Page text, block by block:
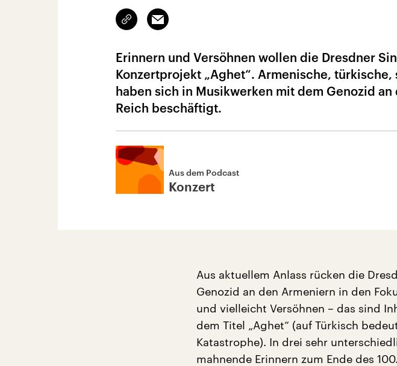
Link
kopieren/teilen
Email
Erinnern und Versöhnen wollen die Dresdner
Konzertprojekt „Aghet“. Armenische,
haben sich in Musikwerken mit dem Genozid
Reich beschäftigt.
Aus dem Podcast
Konzert
Aus aktuellem Anlass rücken die
Genozid an den Armeniern in den
und vielleicht Versöhnen – das sind
dem Titel „Aghet“ (auf Türkisch
Katastrophe). In drei sehr
mahnende Erinnern zum Ende des